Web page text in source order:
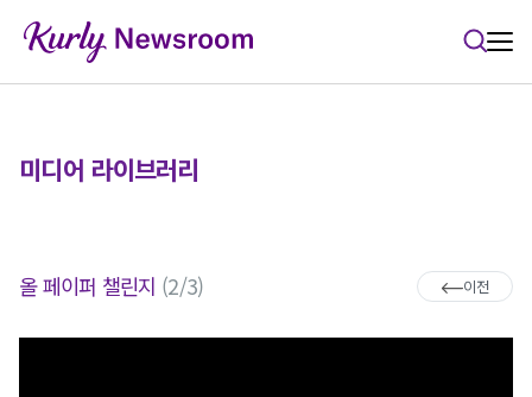
미디어 라이브러리
올 페이퍼 챌린지 (2/3) 이전